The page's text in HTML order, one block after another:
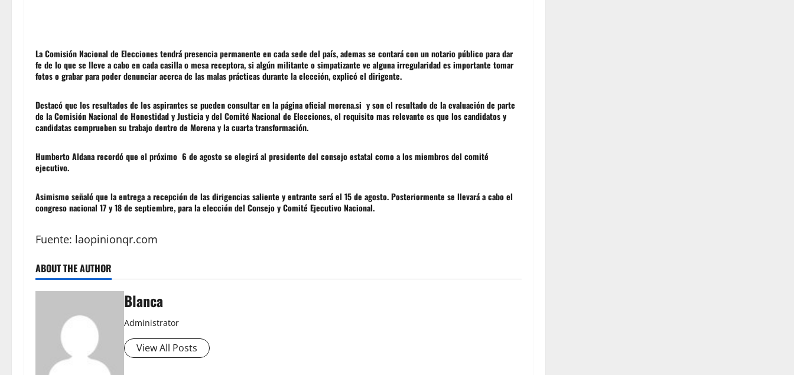
La Comisión Nacional de Elecciones tendrá presencia permanente en cada sede del país, ademas se contará con un notario público para dar
fe de lo que se lleve a cabo en cada casilla o mesa receptora, si algún militante o simpatizante ve alguna irregularidad es importante tomar
fotos o grabar para poder denunciar acerca de las malas prácticas durante la elección, explicó el dirigente.
Destacó que los resultados de los aspirantes se pueden consultar en la página oficial morena.si y son el resultado de la evaluación de parte
de la Comisión Nacional de Honestidad y Justicia y del Comité Nacional de Elecciones, el requisito mas relevante es que los candidatos y
candidatas comprueben su trabajo dentro de Morena y la cuarta transformación.
Humberto Aldana recordó que el próximo 6 de agosto se elegirá al presidente del consejo estatal como a los miembros del comité
ejecutivo.
Asimismo señaló que la entrega a recepción de las dirigencias saliente y entrante será el 15 de agosto. Posteriormente se llevará a cabo el
congreso nacional 17 y 18 de septiembre, para la elección del Consejo y Comité Ejecutivo Nacional.
Fuente: laopinionqr.com
ABOUT THE AUTHOR
Blanca
Administrator
View All Posts